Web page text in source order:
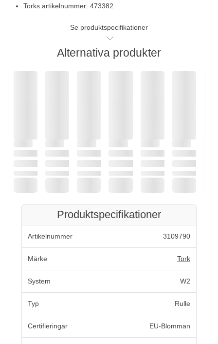
Torks artikelnummer: 473382
Se produktspecifikationer
Alternativa produkter
Produktspecifikationer
Artikelnummer 3109790
Märke Tork
System W2
Typ Rulle
Certifieringar EU-Blomman